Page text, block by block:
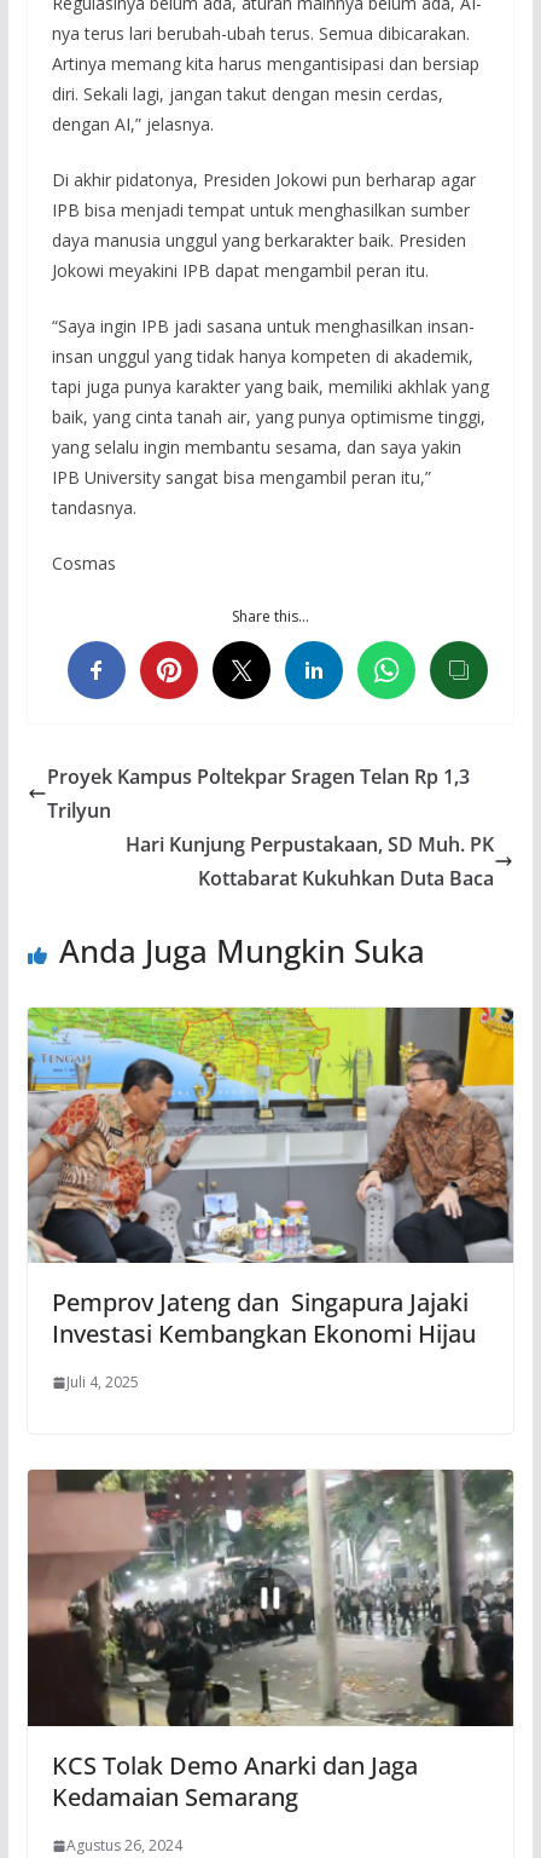
nya terus lari berubah-ubah terus. Semua dibicarakan.
Artinya memang kita harus mengantisipasi dan bersiap
diri. Sekali lagi, jangan takut dengan mesin cerdas,
dengan AI,” jelasnya.
Di akhir pidatonya, Presiden Jokowi pun berharap agar
IPB bisa menjadi tempat untuk menghasilkan sumber
daya manusia unggul yang berkarakter baik. Presiden
Jokowi meyakini IPB dapat mengambil peran itu.
“Saya ingin IPB jadi sasana untuk menghasilkan insan-
insan unggul yang tidak hanya kompeten di akademik,
tapi juga punya karakter yang baik, memiliki akhlak yang
baik, yang cinta tanah air, yang punya optimisme tinggi,
yang selalu ingin membantu sesama, dan saya yakin
IPB University sangat bisa mengambil peran itu,”
tandasnya.
Cosmas
Share this…
Proyek Kampus Poltekpar Sragen Telan Rp 1,3
Trilyun
Hari Kunjung Perpustakaan, SD Muh. PK
Kottabarat Kukuhkan Duta Baca
Anda Juga Mungkin Suka
Pemprov Jateng dan Singapura Jajaki
Investasi Kembangkan Ekonomi Hijau
Juli 4, 2025
KCS Tolak Demo Anarki dan Jaga
Kedamaian Semarang
Agustus 26, 2024